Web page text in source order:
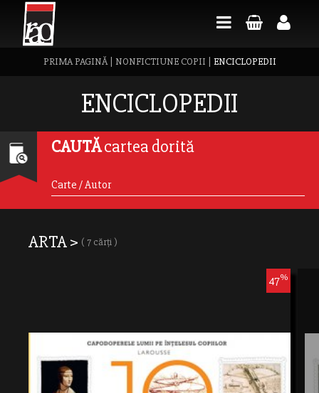
PRIMA PAGINĂ| NONFICTIUNE COPII ENCICLOPEDII
ENCICLOPEDII
CAUTĂcartea dorită
ARTA > ( 7 cărți )
47%